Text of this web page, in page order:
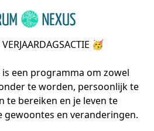
🥳
een programma om zowel
te worden, persoonlijk te
te bereiken en je leven te
en veranderingen.